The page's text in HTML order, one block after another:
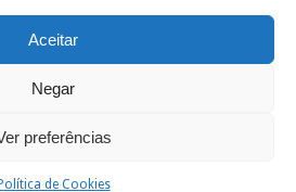
Aceitar
Negar
preferências
Política de Cookies
Junior| Designed by
All Rights Reserved